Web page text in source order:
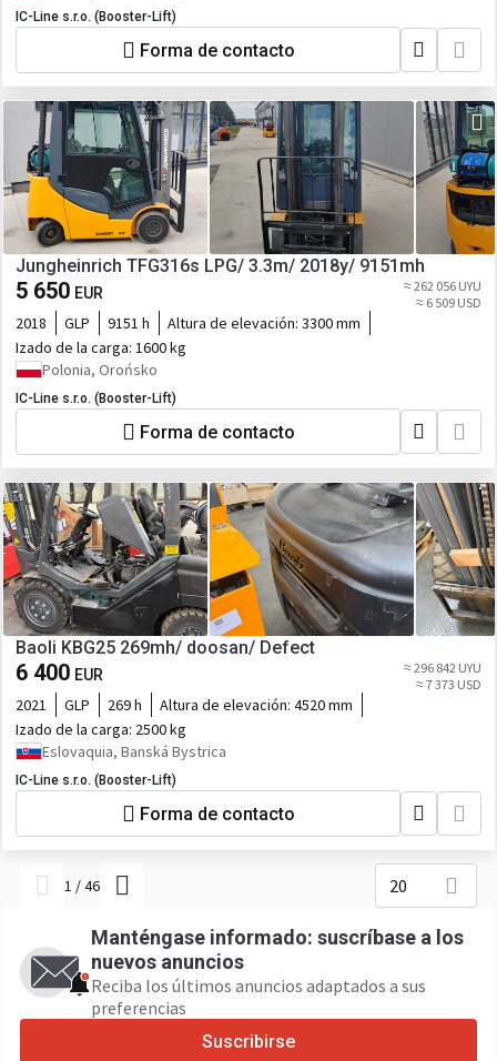
IC-Line s.r.o. (Booster-Lift)
Forma de contacto
Jungheinrich TFG316s LPG/ 3.3m/ 2018y/ 9151mh
5 650 EUR
≈ 262 056 UYU
≈ 6 509 USD
2018 GLP 9151 h Altura de elevación: 3300 mm
Izado de la carga: 1600 kg
Polonia, Orońsko
IC-Line s.r.o. (Booster-Lift)
Forma de contacto
Baoli KBG25 269mh/ doosan/ Defect
6 400 EUR
≈ 296 842 UYU
≈ 7 373 USD
2021 GLP 269 h Altura de elevación: 4520 mm
Izado de la carga: 2500 kg
Eslovaquia, Banská Bystrica
IC-Line s.r.o. (Booster-Lift)
Forma de contacto
1 /46 20
Manténgase informado: suscríbase a los
nuevos anuncios
Reciba los últimos anuncios adaptados a sus
preferencias
Suscribirse